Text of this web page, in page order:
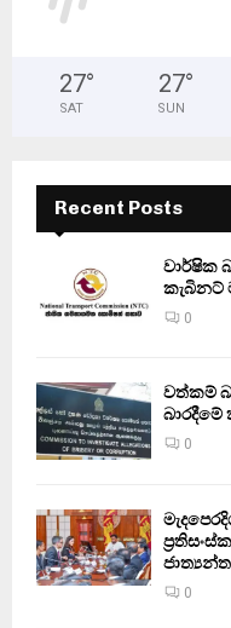
27°
SAT
27°
SUN
Recent Posts
වාර්ෂික
කැබිනට්
0
වත්කම්
බාරදීමේ
0
0